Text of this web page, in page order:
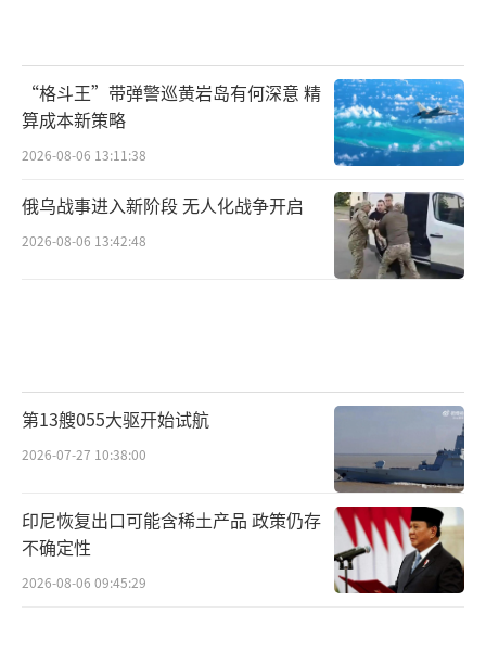
“格斗王”带弹警巡黄岩岛有何深意 精
算成本新策略
2026-08-06 13:11:38
俄乌战事进入新阶段 无人化战争开启
2026-08-06 13:42:48
第13艘055大驱开始试航
2026-07-27 10:38:00
印尼恢复出口可能含稀土产品 政策仍存
不确定性
2026-08-06 09:45:29